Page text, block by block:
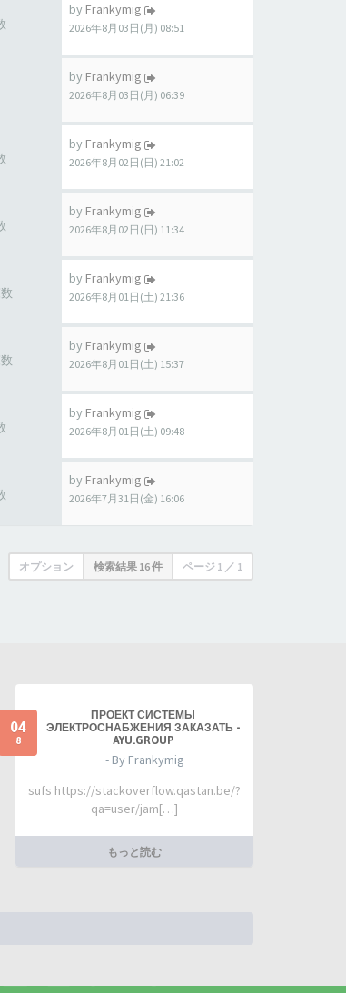
by Frankymig
2026年8月03日(月) 08:51
by Frankymig
2026年8月03日(月) 06:39
by Frankymig
2026年8月02日(日) 21:02
by Frankymig
2026年8月02日(日) 11:34
by Frankymig
2026年8月01日(土) 21:36
by Frankymig
2026年8月01日(土) 15:37
by Frankymig
2026年8月01日(土) 09:48
by Frankymig
2026年7月31日(金) 16:06
オプション 検索結果 16 件 ページ 1 ／ 1
04
8
ПРОЕКТ СИСТЕМЫ
ЭЛЕКТРОСНАБЖЕНИЯ ЗАКАЗАТЬ -
AYU.GROUP
- By Frankymig
sufs https://stackoverflow.qastan.be/?
qa=user/jam[…]
もっと読む